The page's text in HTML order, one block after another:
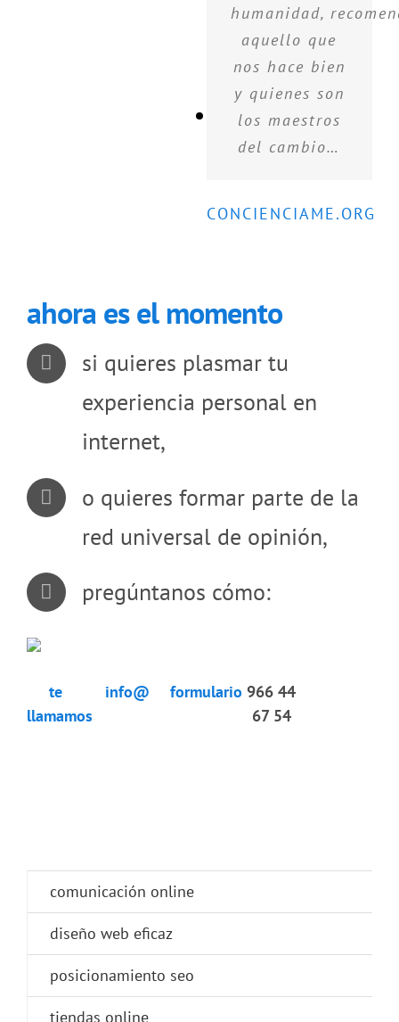
humanidad,
aquello que
nos hace bien
y quienes son
los maestros
del cambio…
CONCIENCIAME.ORG
ahora es el momento
si quieres plasmar tu
experiencia personal en
internet,
o quieres formar parte de la
red universal de opinión,
pregúntanos cómo:
te
llamamos
info@ formulario 966 44
67 54
comunicación online
diseño web eficaz
posicionamiento seo
tiendas online